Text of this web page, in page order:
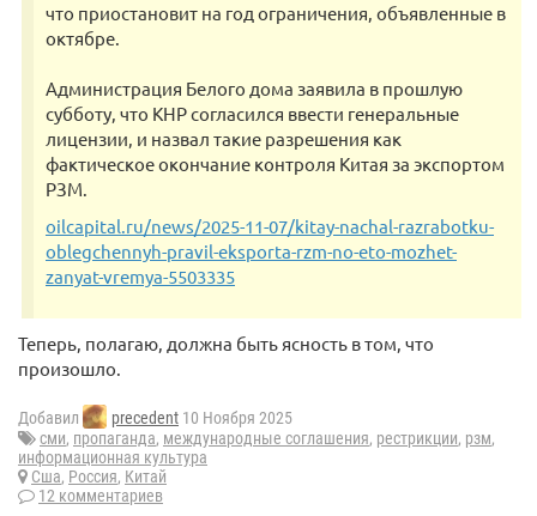
что приостановит на год ограничения, объявленные в
октябре.
Администрация Белого дома заявила в прошлую
субботу, что КНР согласился ввести генеральные
лицензии, и назвал такие разрешения как
фактическое окончание контроля Китая за экспортом
РЗМ.
oilcapital.ru/news/2025-11-07/kitay-nachal-razrabotku-
oblegchennyh-pravil-eksporta-rzm-no-eto-mozhet-
zanyat-vremya-5503335
Теперь, полагаю, должна быть ясность в том, что
произошло.
Добавил precedent 10 Ноября 2025
сми, пропаганда, международные соглашения, рестрикции, рзм,
информационная культура
Сша, Россия, Китай
12 комментариев